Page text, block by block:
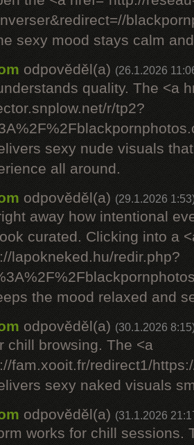
sexy mood stays calm
odpověděl(a) (26.1.2026
quality. The <a
r/tp2?
sexy nude visuals
all around.
odpověděl(a) (29.1.2026
away how intentional
curated. Clicking into a
lapokneked.hu/redir.php?
the mood relaxed and
odpověděl(a) (30.1.2026
chill browsing. The <a
fam.xooit.fr/redirect1/
sexy naked visuals
odpověděl(a) (31.1.2026
works for chill sessions.